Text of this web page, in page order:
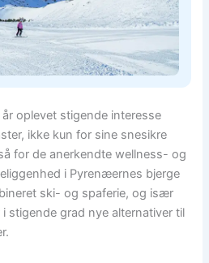
oplevet stigende interesse
ikke kun for sine snesikre
for de anerkendte wellness- og
i Pyrenæernes bjerge
ski- og spaferie, og især
stigende grad nye alternativer til